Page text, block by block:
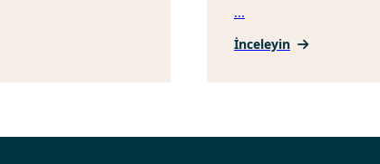
...
İnceleyin